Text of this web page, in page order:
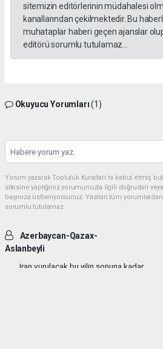
sitemizin editörlerinin müdahalesi
kanallarından çekilmektedir. Bu
muhataplar haberi geçen ajanslar
editörü sorumlu tutulamaz...
Okuyucu Yorumları(1)
Yorum yazarak Topluluk Kuralları’nı kabul etmiş
sitesine yaptığınız yorumunuzla ilgili doğrudan
başınıza üstleniyorsunuz. Yazılan tüm
sorumlu tutulamaz.
Azerbaycan-Qazax-
Aslanbeyli
Iran vurulacak bu yilin sonuna kadar...